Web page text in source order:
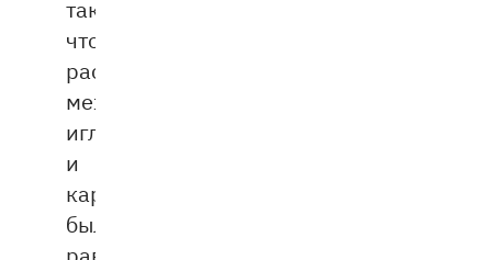
так,
чтобы
расстояние
между
иглой
и
карандашом
было